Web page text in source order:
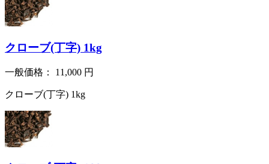
クローブ(丁字) 1kg
一般価格： 11,000 円
クローブ(丁字) 1kg